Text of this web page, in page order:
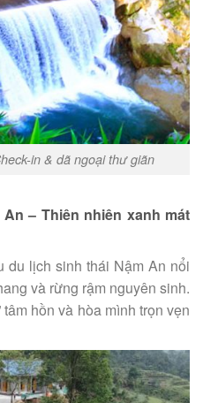
in & dã ngoại thư giãn
– Thiên nhiên xanh mát
du lịch sinh thái Nậm An nổi
và rừng rậm nguyên sinh.
hồn và hòa mình trọn vẹn